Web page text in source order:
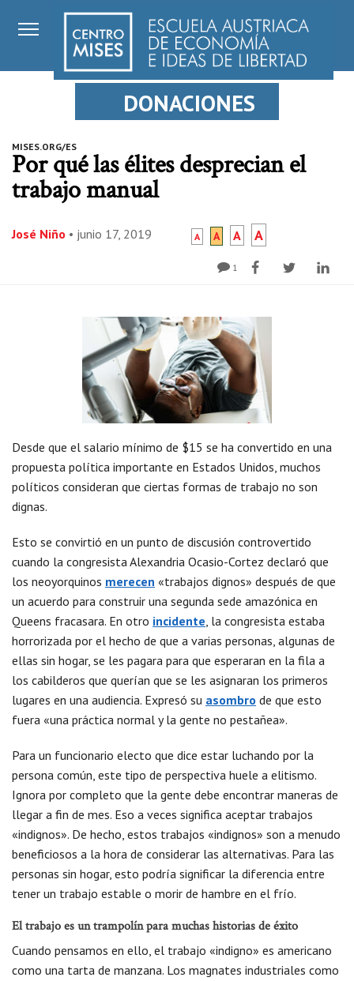
DONACIONES
MISES.ORG/ES
Por qué las élites desprecian el
trabajo manual
José Niño • junio 17, 2019 A A A A
1
Desde que el salario mínimo de $15 se ha convertido en una
propuesta política importante en Estados Unidos, muchos
políticos consideran que ciertas formas de trabajo no son
dignas.
Esto se convirtió en un punto de discusión controvertido
cuando la congresista Alexandria Ocasio-Cortez declaró que
los neoyorquinos merecen «trabajos dignos» después de que
un acuerdo para construir una segunda sede amazónica en
Queens fracasara. En otro incidente, la congresista estaba
horrorizada por el hecho de que a varias personas, algunas de
ellas sin hogar, se les pagara para que esperaran en la fila a
los cabilderos que querían que se les asignaran los primeros
lugares en una audiencia. Expresó su asombro de que esto
fuera «una práctica normal y la gente no pestañea».
Para un funcionario electo que dice estar luchando por la
persona común, este tipo de perspectiva huele a elitismo.
Ignora por completo que la gente debe encontrar maneras de
llegar a fin de mes. Eso a veces significa aceptar trabajos
«indignos». De hecho, estos trabajos «indignos» son a menudo
beneficiosos a la hora de considerar las alternativas. Para las
personas sin hogar, esto podría significar la diferencia entre
tener un trabajo estable o morir de hambre en el frío.
El trabajo es un trampolín para muchas historias de éxito
Cuando pensamos en ello, el trabajo «indigno» es americano
como una tarta de manzana. Los magnates industriales como